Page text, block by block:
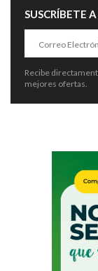
SUSCRÍBETE
Recibe
mejores ofertas.